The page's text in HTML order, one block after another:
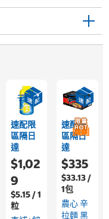
速配限
區隔日
達
$1,02
9
$5.15 / 1
粒
速配限
區隔日
達
$335
$33.13 /
1包
農心 辛
拉麵 黑